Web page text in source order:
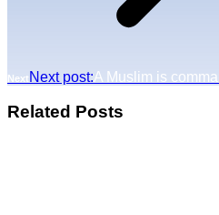
Next Next post:A Muslim is
Related Posts